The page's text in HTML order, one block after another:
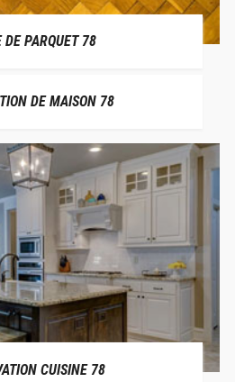
DE PARQUET 78
DE MAISON 78
CUISINE 78